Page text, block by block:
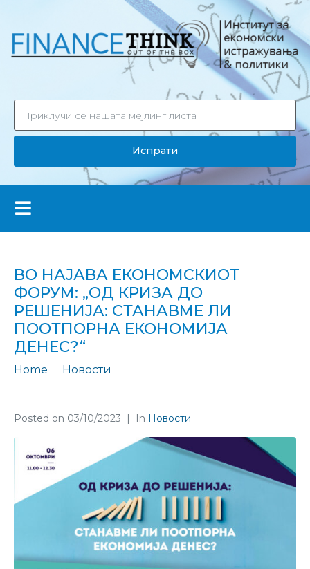
Испрати
ВО НАЈАВА ЕКОНОМСКИОТ
ФОРУМ: „ОД КРИЗА ДО
РЕШЕНИЈА: СТАНАВМЕ ЛИ
ПООТПОРНА ЕКОНОМИЈА
ДЕНЕС?“
Home
Новости
Posted on 03/10/2023 In Новости